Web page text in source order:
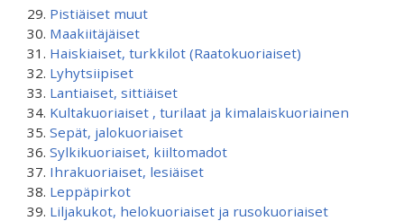
Pistiäiset muut
Maakiitäjäiset
Haiskiaiset, turkkilot (Raatokuoriaiset)
Lyhytsiipiset
Lantiaiset, sittiäiset
Kultakuoriaiset , turilaat ja kimalaiskuoriainen
Sepät, jalokuoriaiset
Sylkikuoriaiset, kiiltomadot
Ihrakuoriaiset, lesiäiset
Leppäpirkot
Liljakukot, helokuoriaiset ja rusokuoriaiset